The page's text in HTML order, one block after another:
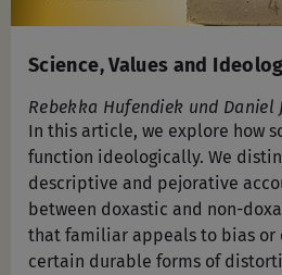
Science, Values and
Rebekka Hufendiek und Daniel
In this article, we explore how
function ideologically. We
descriptive and pejorative
between doxastic and non-
that familiar appeals to bias or
certain durable forms of